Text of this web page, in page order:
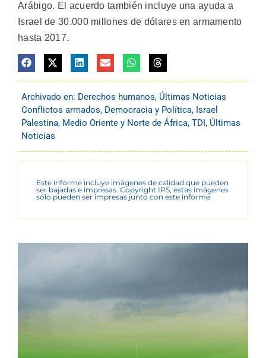
Arábigo. El acuerdo también incluye una ayuda a
Israel de 30.000 millones de dólares en armamento
hasta 2017.
Archivado en: Derechos humanos, Últimas Noticias
Conflictos armados, Democracia y Política, Israel
Palestina, Medio Oriente y Norte de África, TDI, Últimas
Noticias
Este informe incluye imágenes de calidad que pueden
ser bajadas e impresas. Copyright IPS, estas imágenes
sólo pueden ser impresas junto con este informe